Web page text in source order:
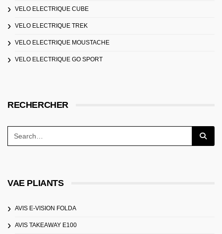
VELO ELECTRIQUE CUBE
VELO ELECTRIQUE TREK
VELO ELECTRIQUE MOUSTACHE
VELO ELECTRIQUE GO SPORT
RECHERCHER
VAE PLIANTS
AVIS E-VISION FOLDA
AVIS TAKEAWAY E100